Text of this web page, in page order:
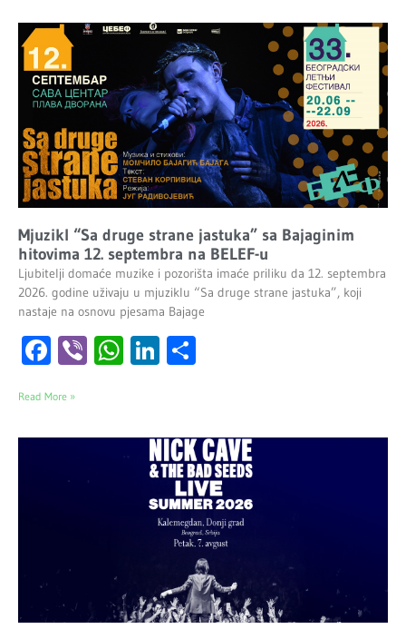
Mjuzikl “Sa druge strane jastuka” sa Bajaginim
hitovima 12. septembra na BELEF-u
Ljubitelji domaće muzike i pozorišta imaće priliku da 12. septembra
2026. godine uživaju u mjuziklu “Sa druge strane jastuka”, koji
nastaje na osnovu pjesama Bajage
Facebook
ViberWhatsApp
LinkedIn
Read More »